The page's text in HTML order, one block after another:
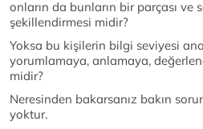
onların da bunların bir parçası ve
şekillendirmesi midir?
Yoksa bu kişilerin bilgi seviyesi
yorumlamaya, anlamaya,
midir?
Neresinden bakarsanız bakın
yoktur.